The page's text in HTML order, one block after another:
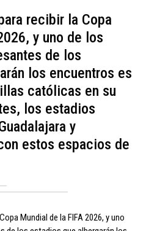
recibir la Copa
y uno de los
de los
los encuentros es
católicas en su
los estadios
y
estos espacios de
Mundial de la FIFA 2026, y uno